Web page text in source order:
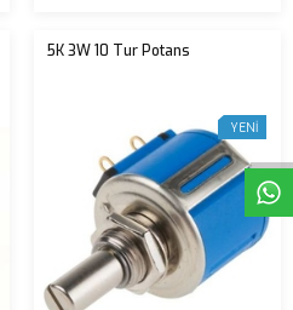
W
h
t
s
a
p
p
D
e
s
e
H
a
t
t
5K 3W 10 Tur Potans
YENI